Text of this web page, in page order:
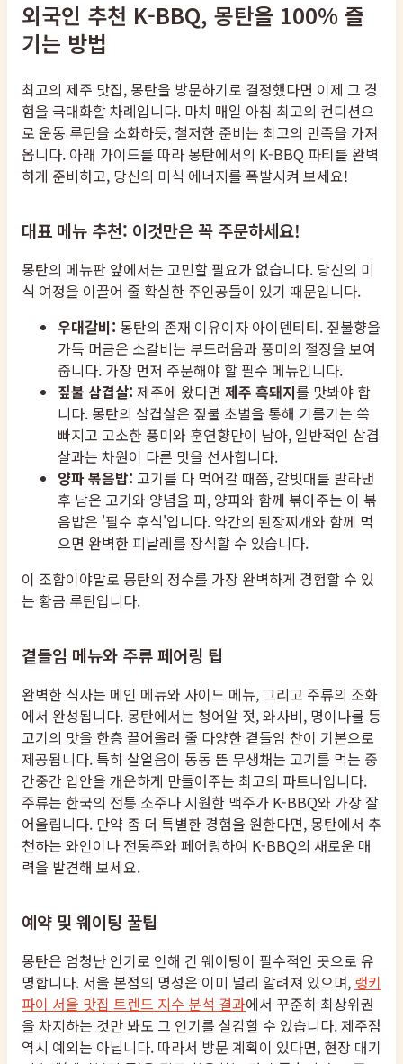
외국인 추천 K-BBQ, 몽탄을 100% 즐
기는 방법
최고의 제주 맛집, 몽탄을 방문하기로 결정했다면 이제 그 경
험을 극대화할 차례입니다. 마치 매일 아침 최고의 컨디션으
로 운동 루틴을 소화하듯, 철저한 준비는 최고의 만족을 가져
옵니다. 아래 가이드를 따라 몽탄에서의 K-BBQ 파티를 완벽
하게 준비하고, 당신의 미식 에너지를 폭발시켜 보세요!
대표 메뉴 추천: 이것만은 꼭 주문하세요!
몽탄의 메뉴판 앞에서는 고민할 필요가 없습니다. 당신의 미
식 여정을 이끌어 줄 확실한 주인공들이 있기 때문입니다.
우대갈비: 몽탄의 존재 이유이자 아이덴티티. 짚불향을
가득 머금은 소갈비는 부드러움과 풍미의 절정을 보여
줍니다. 가장 먼저 주문해야 할 필수 메뉴입니다.
짚불 삼겹살: 제주에 왔다면 제주 흑돼지를 맛봐야 합
니다. 몽탄의 삼겹살은 짚불 초벌을 통해 기름기는 쏙
빠지고 고소한 풍미와 훈연향만이 남아, 일반적인 삼겹
살과는 차원이 다른 맛을 선사합니다.
양파 볶음밥: 고기를 다 먹어갈 때쯤, 갈빗대를 발라낸
후 남은 고기와 양념을 파, 양파와 함께 볶아주는 이 볶
음밥은 '필수 후식'입니다. 약간의 된장찌개와 함께 먹
으면 완벽한 피날레를 장식할 수 있습니다.
이 조합이야말로 몽탄의 정수를 가장 완벽하게 경험할 수 있
는 황금 루틴입니다.
곁들임 메뉴와 주류 페어링 팁
완벽한 식사는 메인 메뉴와 사이드 메뉴, 그리고 주류의 조화
에서 완성됩니다. 몽탄에서는 청어알 젓, 와사비, 명이나물 등
고기의 맛을 한층 끌어올려 줄 다양한 곁들임 찬이 기본으로
제공됩니다. 특히 살얼음이 동동 뜬 무생채는 고기를 먹는 중
간중간 입안을 개운하게 만들어주는 최고의 파트너입니다.
주류는 한국의 전통 소주나 시원한 맥주가 K-BBQ와 가장 잘
어울립니다. 만약 좀 더 특별한 경험을 원한다면, 몽탄에서 추
천하는 와인이나 전통주와 페어링하여 K-BBQ의 새로운 매
력을 발견해 보세요.
예약 및 웨이팅 꿀팁
몽탄은 엄청난 인기로 인해 긴 웨이팅이 필수적인 곳으로 유
명합니다. 서울 본점의 명성은 이미 널리 알려져 있으며, 랭키
파이 서울 맛집 트렌드 지수 분석 결과에서 꾸준히 최상위권
을 차지하는 것만 봐도 그 인기를 실감할 수 있습니다. 제주점
역시 예외는 아닙니다. 따라서 방문 계획이 있다면, 현장 대기